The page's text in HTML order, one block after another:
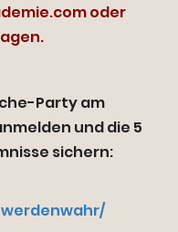
oder
Party am
und die 5
sichern: